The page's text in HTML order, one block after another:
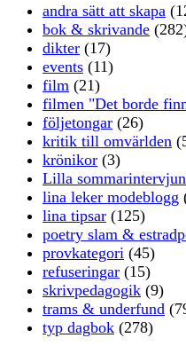
andra sätt att skapa
bok & skrivande
dikter (17)
events (11)
film (21)
filmen "Det borde
följetongar (26)
kritik till omvärlden
krönikor (3)
Lilla
lina leker modeblogg
lina tipsar (125)
poetry slam &
provkategori (45)
refuseringar (15)
skrivpedagogik (9)
trams & underfund
typ dagbok (278)